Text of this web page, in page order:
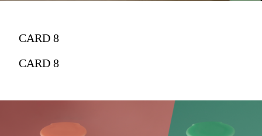
CARD 8
CARD 8